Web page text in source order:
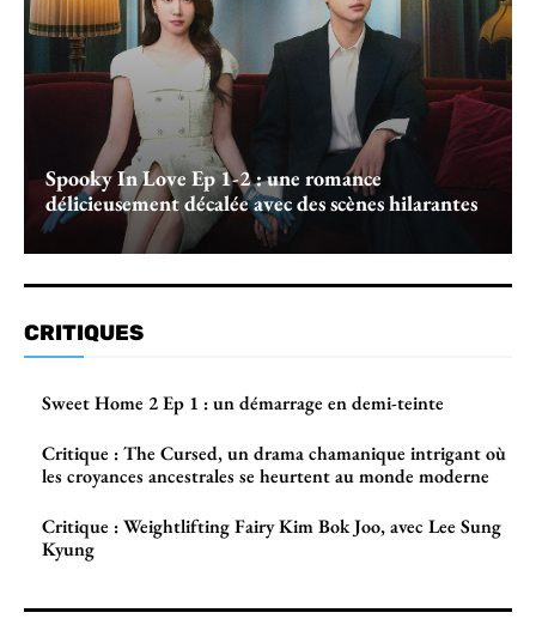
Spooky In Love Ep 1-2 : une romance
délicieusement décalée avec des scènes hilarantes
CRITIQUES
Sweet Home 2 Ep 1 : un démarrage en demi-teinte
Critique : The Cursed, un drama chamanique intrigant où
les croyances ancestrales se heurtent au monde moderne
Critique : Weightlifting Fairy Kim Bok Joo, avec Lee Sung
Kyung